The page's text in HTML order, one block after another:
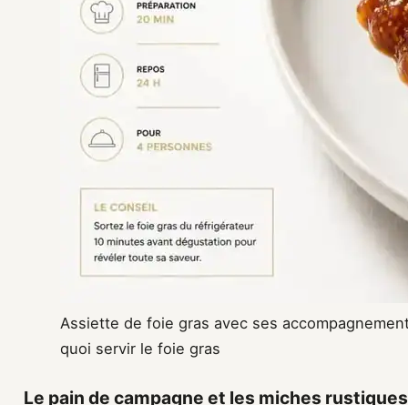
Assiette de foie gras avec ses
quoi servir le foie gras
Le pain de campagne et les miches rustiques